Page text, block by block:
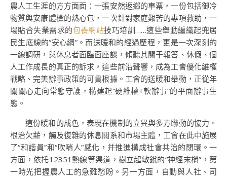
農人工生涯的方方面面：一張安然返鄉的車票，一份包括御冷
物質與安康體檢的熱心包，一次針對家庭艱苦的專項救助，一
場貼合失業需求的包養網站技巧培訓……這些舉動編織起兜居
民生底線的“安心網”。而送暖和的經過歷程，更是一次深刻的
一線調研，與休息者面臨面座談，傾聽其關于報答、休假、個
人工作成長的真正的訴求，這些前沿聲響，成為工會優化維權
戰略、完美辦事政策的可貴根據。工會的送暖和舉動，正從年
關關心走向常態守護，構建起“硬維權+軟辦事”的平面辦事生
態。
這份暖和的成色，表現在機制的立異與多方聯動的協力。
根治欠薪，觸及復雜的休息關系和市場主體，工會在此中施展
了“和諧員”和“吹哨人”感化，并推進構成社會共治的閉環。一
方面，依托12351熱線等渠道，樹立起敏銳的“神經末梢”，第
一時光把握農人工的急難愁盼。另一方面，自動與人社、司